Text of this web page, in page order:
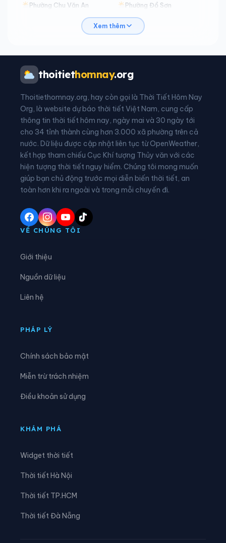
Phường Chu Văn An Phường Đồ Sơn
Phường Đông Hải Phường Dương Kinh
Phường Hải Dương
Phường Hồng An
Phường Hưng Đạo Phường Kiến An
Phường Kinh Môn Phường Lê Chân
Phường Lê Đại Hành Phường Lê Ích Mộc
Phường Lê Thanh Nghị Phường Lưu Kiếm
Phường Nam Đồ Sơn Phường Nam Đồng
Phường Nam Triệu
Phường Nguyễn Đại Năng
Phường Trần Hưng Đạo
Xã An Thành
Xem thêm
thoitiethomnay.org
Thoitiethomnay.org, hay còn gọi là Thời Tiết Hôm Nay
Org, là website dự báo thời tiết Việt Nam, cung cấp
thông tin thời tiết hôm nay, ngày mai và 30 ngày tới
cho 34 tỉnh thành cùng hơn 3.000 xã phường trên cả
nước. Dữ liệu được cập nhật liên tục từ OpenWeather,
kết hợp tham chiếu Cục Khí tượng Thủy văn với các
hiện tượng thời tiết nguy hiểm. Chúng tôi mong muốn
giúp bạn chủ động trước mọi diễn biến thời tiết, an
toàn hơn khi ra ngoài và trong mỗi chuyến đi.
VỀ CHÚNG TÔI
Giới thiệu
Nguồn dữ liệu
Liên hệ
PHÁP LÝ
Chính sách bảo mật
Miễn trừ trách nhiệm
Điều khoản sử dụng
KHÁM PHÁ
Widget thời tiết
Thời tiết Hà Nội
Thời tiết TP.HCM
Thời tiết Đà Nẵng